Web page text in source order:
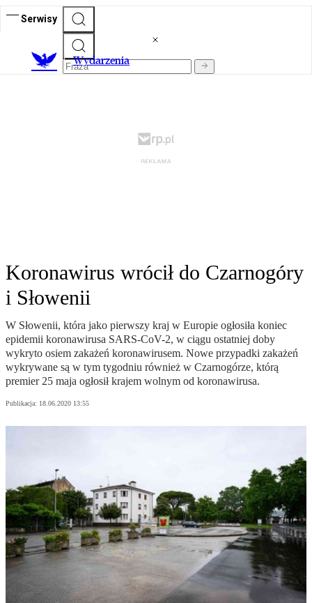
Serwisy
Wydarzenia
Koronawirus wrócił do Czarnogóry
i Słowenii
W Słowenii, która jako pierwszy kraj w Europie ogłosiła koniec
epidemii koronawirusa SARS-CoV-2, w ciągu ostatniej doby
wykryto osiem zakażeń koronawirusem. Nowe przypadki zakażeń
wykrywane są w tym tygodniu również w Czarnogórze, którą
premier 25 maja ogłosił krajem wolnym od koronawirusa.
Publikacja: 18.06.2020 13:55